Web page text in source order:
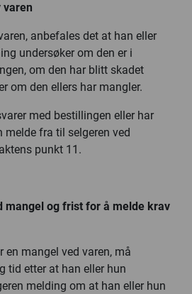
varen
anbefales det at han eller
undersøker om den er i
om den har blitt skadet
om den ellers har mangler.
med bestillingen eller har
melde fra til selgeren ved
punkt 11.
mangel og frist for å melde krav
en mangel ved varen, må
tid etter at han eller hun
melding om at han eller hun